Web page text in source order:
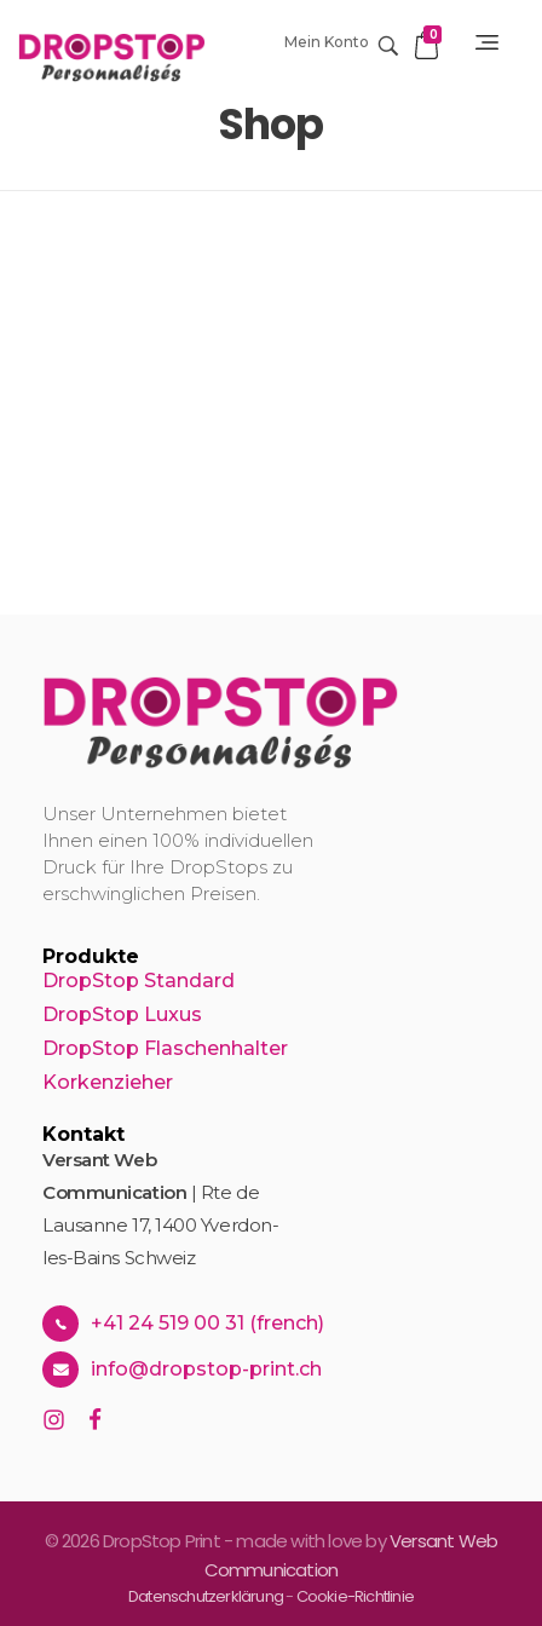
Mein Konto 0
Shop
Unser Unternehmen bietet
Ihnen einen 100% individuellen
Druck für Ihre DropStops zu
erschwinglichen Preisen.
Produkte
DropStop Standard
DropStop Luxus
DropStop Flaschenhalter
Korkenzieher
Kontakt
Versant Web
Communication | Rte de
Lausanne 17, 1400 Yverdon-
les-Bains Schweiz
+41 24 519 00 31 (french)
info@dropstop-print.ch
© 2026 DropStop Print - made with love byVersant Web
Communication
Datenschutzerklärung-Cookie-Richtlinie